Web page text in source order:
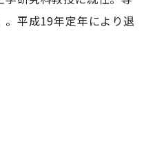
平成19年定年により退